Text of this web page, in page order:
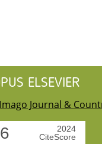
ELSEVIER
2024
CiteScore